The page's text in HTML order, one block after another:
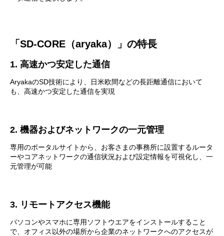
「SD-CORE（aryaka）」の特長
1. 高速かつ安定した通信
AryakaのSD技術により、日米欧間などの長距離通信において
も、高速かつ安定した通信を実現
2. 機器およびネットワークの一元管理
専用のポータルサイトから、お客さまの事務所に設置するルータ
ーやコアネットワークの通信状況および設定情報を可視化し、一
元管理が可能
3. リモートアクセス機能
パソコンやスマホに専用ソフトウエアをインストールすること
で、オフィス以外の場所から企業のネットワークへのアクセスが